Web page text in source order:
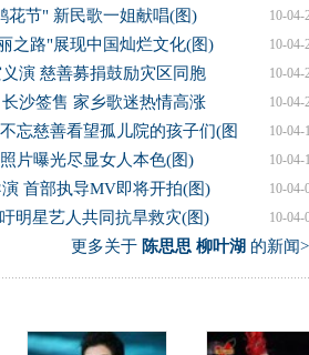
10-04-
花节" 新民歌一姐献唱(图)
10-04-
之路"展现中国灿烂文化(图)
10-04-
演 慈善募捐鼓励灾区同胞
10-04-
沙签售 家乡歌迷热情高涨
10-04-
忘慈善看望孤儿院的孩子们(图
10-04-
片曝光尽显女人本色(图)
10-04-
首部执导MV即将开拍(图)
10-04-
明星艺人共同抗旱救灾(图)
更多关于 陈思思 柳叶湖 的新闻